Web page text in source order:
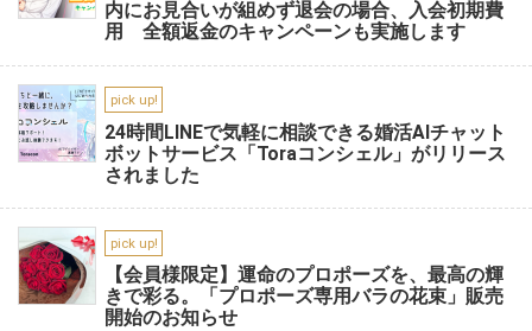
内にお見合いが組めず退会の場合、入会初期費
用 全額返金のキャンペーンも実施します
pick up!
24時間LINEで気軽に相談できる婚活AIチャット
ボットサービス「Toraコンシェル」がリリース
されました
pick up!
【会員様限定】運命のプロポーズを、最高の輝
きで彩る。「プロポーズ専用バラの花束」販売
開始のお知らせ